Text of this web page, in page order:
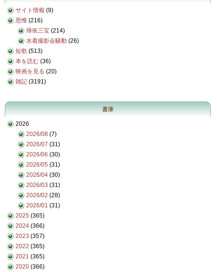
サイト情報 (9)
思惟 (216)
帰依三宝 (214)
水着撮影会騒動 (26)
短歌 (513)
本を読む (36)
映画を見る (20)
雑記 (3191)
書庫
2026
2026/08 (7)
2026/07 (31)
2026/06 (30)
2026/05 (31)
2026/04 (30)
2026/03 (31)
2026/02 (28)
2026/01 (31)
2025 (365)
2024 (366)
2023 (357)
2022 (365)
2021 (365)
2020 (366)